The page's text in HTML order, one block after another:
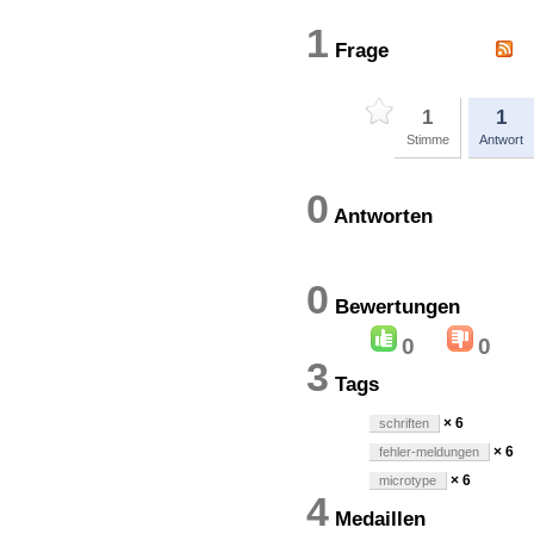
1 Frage
1
Stimme
1
Antwort
0 Antworten
0
0 0
3 Tags
schriften × 6
fehler-meldungen × 6
microtype × 6
4 Medaillen